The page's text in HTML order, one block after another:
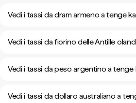
Vedi i tassi da dram armeno a tenge
Vedi i tassi da fiorino delle Antille
Vedi i tassi da peso argentino a tenge
Vedi i tassi da dollaro australiano a